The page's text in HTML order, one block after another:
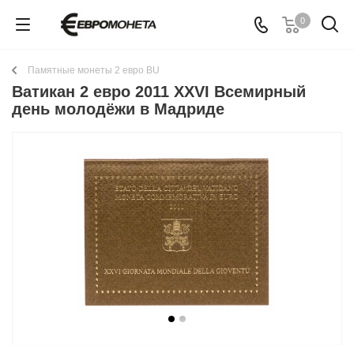
0
Памятные монеты 2 евро BU
Ватикан 2 евро 2011 XXVI Всемирный
день молодёжи в Мадриде